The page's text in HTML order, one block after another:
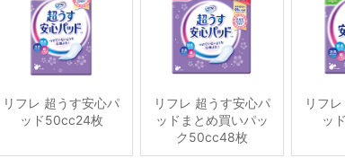
リフレ 超うす安心パ
ッド50cc24枚
リフレ 超うす安心パ
ッドまとめ買いパッ
ク50cc48枚
リフ
ッ